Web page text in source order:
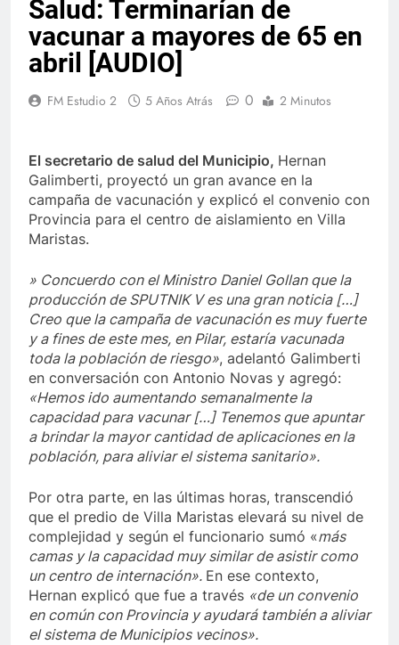
Salud: Terminarían de
vacunar a mayores de 65 en
abril [AUDIO]
FM Estudio 2 5 Años Atrás 0 2 Minutos
El secretario de salud del Municipio, Hernan
Galimberti, proyectó un gran avance en la
campaña de vacunación y explicó el convenio con
Provincia para el centro de aislamiento en Villa
Maristas.
» Concuerdo con el Ministro Daniel Gollan que la
producción de SPUTNIK V es una gran noticia […]
Creo que la campaña de vacunación es muy fuerte
y a fines de este mes, en Pilar, estaría vacunada
toda la población de riesgo», adelantó Galimberti
en conversación con Antonio Novas y agregó:
«Hemos ido aumentando semanalmente la
capacidad para vacunar […] Tenemos que apuntar
a brindar la mayor cantidad de aplicaciones en la
población, para aliviar el sistema sanitario».
Por otra parte, en las últimas horas, transcendió
que el predio de Villa Maristas elevará su nivel de
complejidad y según el funcionario sumó «más
camas y la capacidad muy similar de asistir como
un centro de internación». En ese contexto,
Hernan explicó que fue a través «de un convenio
en común con Provincia y ayudará también a aliviar
el sistema de Municipios vecinos».